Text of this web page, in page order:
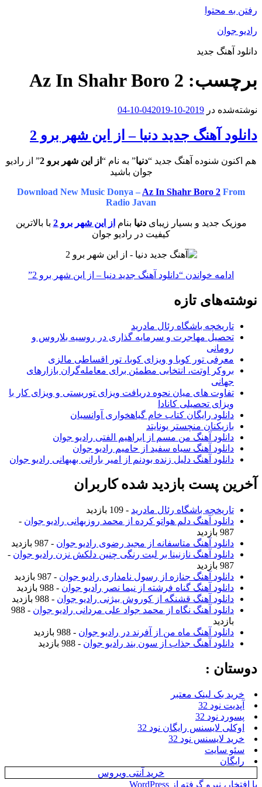
رفتن به محتوا
رادیو جوان
دانلود آهنگ جدید
برچسب: Az In Shahr Boro 2
نوشته‌شده در 2019-10-04
2019-10-04
دانلود آهنگ جدید دنیا – از این شهر برو 2
هم اکنون شنوده آهنگ جدید “دنیا” به نام “ از این شهر برو 2
” از رادیو
جوان باشید
Download New Music Donya – Az In Shahr Boro 2 From
Radio Javan
موزیک جدید و بسیار زیبایدنیا بنام از این شهر برو 2
با بالاترین
کیفیت در رادیو جوان
ادامه خواندن “دانلود آهنگ جدید دنیا – از این شهر برو 2”
نوشته‌های تازه
تاریخچه باشگاه رئال مادرید
تحصیل مهاجرت و سرمایه گذاری در روسیه بلاروس و
رومانی
معرفی تور کوبا و ویزای کوبا، تور اقساطی مالزی
بروکر اوتت، انتخابی مطمئن برای معامله‌گران بازارهای
جهانی
تفاوت های میان نحوه دریافت ویزای توریستی و ویزای کار با
ویزای تحصیلی کانادا
دانلود رایگان کتاب خام گیاهخواری آوانسیان
بازیکنان منچستر یونایتد
دانلود آهنگ من مسم از ابراهیم الفتی رادیو جوان
دانلود آهنگ سیاه سفید از حامیم رادیو جوان
دانلود آهنگ دلیل زنده بودنم از امیر بارانی بهبهانی رادیو جوان
آخرین پست بازدید شده کاربران
تاریخچه باشگاه رئال مادرید - 109 بازدید
دانلود آهنگ دلم هواتو کرده از محمد روزبهانی رادیو جوان -
987 بازدید
دانلود آهنگ متاسفانه از مجید رضوی رادیو جوان - 987 بازدید
دانلود آهنگ نازنینا بر لبت رنگی چنین دلکش نزن رادیو جوان -
987 بازدید
دانلود آهنگ جنازه از رسول نامداری رادیو جوان - 987 بازدید
دانلود آهنگ گناه فرشته از نیما نصر رادیو جوان - 988 بازدید
دانلود آهنگ قشنگه از کوروش بیژنی رادیو جوان - 988 بازدید
دانلود آهنگ نگاه از محمد جواد علی مردانی رادیو جوان
- 988
بازدید
دانلود آهنگ ماه من از آفرند در رادیو جوان - 988 بازدید
دانلود آهنگ جذاب از سون بند رادیو جوان - 988 بازدید
دوستان :
خرید بک لینک معتبر
آپدیت نود 32
پسورد نود 32
اوکلی لایسنس رایگان نود 32
خرید لایسنس نود 32
سئو سایت
رایگان
خرید آنتی ویروس
با افتخار، نیرو گرفته از WordPress